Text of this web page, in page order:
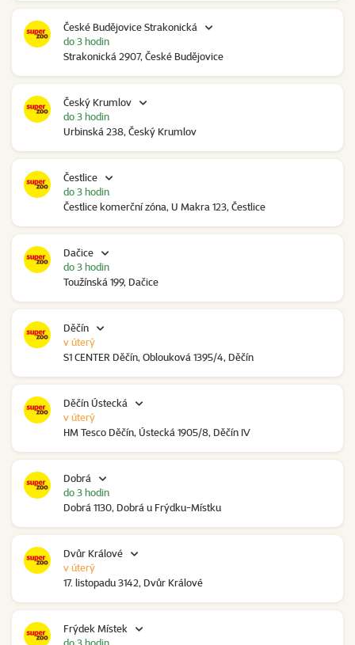
České Budějovice Strakonická
Strakonická 2907, České Budějovice
do 3 hodin
Český Krumlov
Urbinská 238, Český Krumlov
do 3 hodin
Čestlice
Čestlice komerční zóna, U Makra 123, Čestlice
do 3 hodin
Dačice
Toužínská 199, Dačice
do 3 hodin
Děčín
S1 CENTER Děčín, Oblouková 1395/4, Děčín
v úterý
Děčín Ústecká
HM Tesco Děčín, Ústecká 1905/8, Děčín IV
v úterý
Dobrá
Dobrá 1130, Dobrá u Frýdku-Místku
do 3 hodin
Dvůr Králové
17. listopadu 3142, Dvůr Králové
v úterý
Frýdek Místek